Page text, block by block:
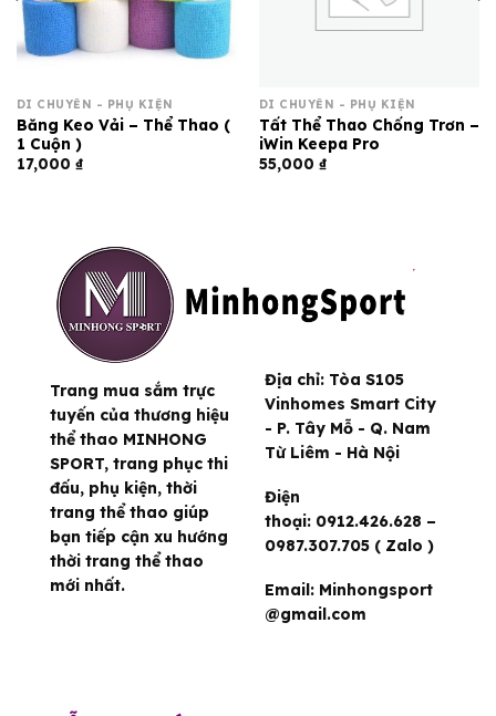
DI CHUYỂN - PHỤ KIỆN
Băng Keo Vải – Thể Thao (
1 Cuộn )
17,000 ₫
DI CHUYỂN - PHỤ KIỆN
Tất Thể Thao Chống Trơn –
iWin Keepa Pro
55,000 ₫
Trang mua sắm trực
tuyến của thương hiệu
thể thao MINHONG
SPORT, trang phục thi
đấu, phụ kiện, thời
trang thể thao giúp
bạn tiếp cận xu hướng
thời trang thể thao
mới nhất.
Địa chỉ: Tòa S105
Vinhomes Smart City
- P. Tây Mỗ - Q. Nam
Từ Liêm - Hà Nội
Điện
thoại: 0912.426.628 –
0987.307.705 ( Zalo )
Email: Minhongsport
@gmail.com